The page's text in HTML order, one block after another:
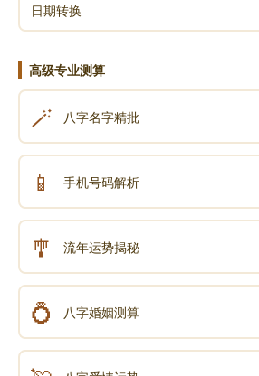
日期转换
高级专业测算
🪄 八字名字精批
📱 手机号码解析
🎐 流年运势揭秘
💍 八字婚姻测算